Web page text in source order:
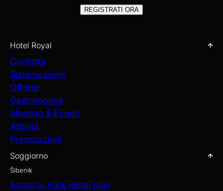
REGISTRATI ORA
Hotel Royal
Contatta
Sistemazione
Offerte
Gastronomia
Meeting & Eventi
Attività
Prenotazioni
Soggiorno
Šibenik
Amadria Park Hotel Ivan